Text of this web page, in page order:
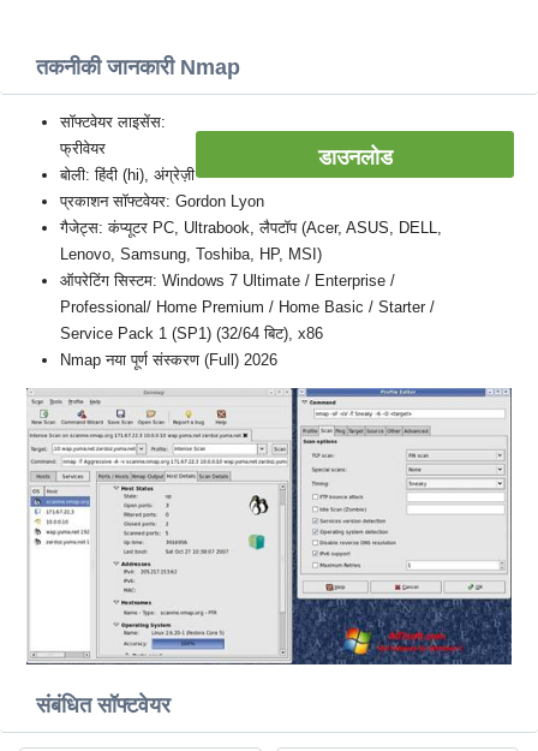
तकनीकी जानकारी Nmap
डाउनलोड
सॉफ्टवेयर लाइसेंस:
फ्रीवेयर
बोली: हिंदी (hi), अंग्रेज़ी
प्रकाशन सॉफ्टवेयर: Gordon Lyon
गैजेट्स: कंप्यूटर PC, Ultrabook, लैपटॉप (Acer, ASUS, DELL,
Lenovo, Samsung, Toshiba, HP, MSI)
ऑपरेटिंग सिस्टम: Windows 7 Ultimate / Enterprise /
Professional/ Home Premium / Home Basic / Starter /
Service Pack 1 (SP1) (32/64 बिट), x86
Nmap नया पूर्ण संस्करण (Full) 2026
संबंधित सॉफ्टवेयर